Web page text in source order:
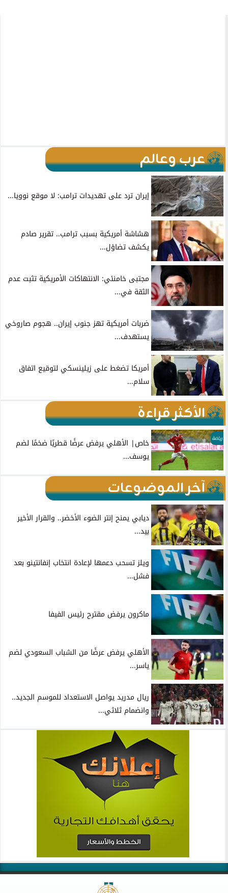
عرب وعالم
إيران ترد على تهديدات ترامب: لا موقع نوويا...
هشاشة أمريكية بسبب ترامب.. تقرير صادم
يكشف تضاؤل...
مجتبى خامنئي: الانتهاكات الأمريكية تثبت عدم
الثقة في...
ضربات أمريكية تهز جنوب إيران.. هجوم صاروخي
يستهدف...
أمريكا تضغط على زيلينسكي لتوقيع اتفاق
سلام...
الأكثر قراءة
رياضة
خاص| الأهلي يرفض عرضًا قطريًا ضخمًا لضم
يوسف...
آخر الموضوعات
ديابي يمنح إنتر الضوء الأخضر.. والقرار الأخير
بيد...
ويلز تسحب دعمها لإعادة انتخاب إنفانتينو بعد
فشل...
ماكرون يرفض مقترح رئيس الفيفا
الأهلي يرفض عرضًا من الشباب السعودي لضم
ياسر...
ريال مدريد يواصل الاستعداد للموسم الجديد..
وانضمام ثلاثي...